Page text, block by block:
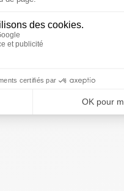
placé mais devra se